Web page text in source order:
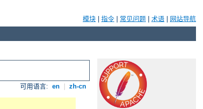
模块 指令 常见问题 术语 网站导航
可用语言: en zh-cn